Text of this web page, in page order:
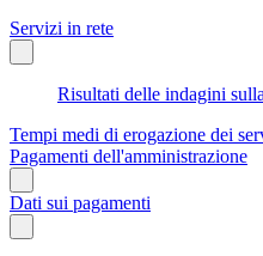
Servizi in rete
Risultati delle indagini
Tempi medi di erogazione dei
Pagamenti dell'amministrazione
Dati sui pagamenti